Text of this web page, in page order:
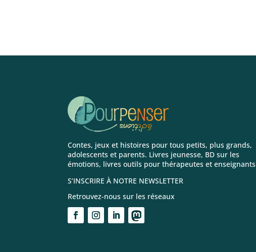
Contes, jeux et histoires pour tous petits, plus grands,
adolescents et parents. Livres jeunesse, BD sur les
émotions, livres outils pour thérapeutes et enseignants
S’INSCRIRE À NOTRE NEWSLETTER
Retrouvez-nous sur les réseaux